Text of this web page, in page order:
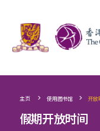
主页 > 使用图书馆 > 开放
假期开放时间